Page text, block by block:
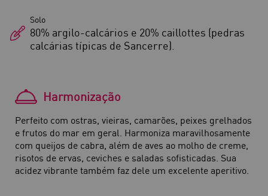
Solo
80% argilo-calcários e 20% caillottes (pedras
calcárias típicas de Sancerre).
Harmonização
Perfeito com ostras, vieiras, camarões, peixes grelhados
e frutos do mar em geral. Harmoniza maravilhosamente
com queijos de cabra, além de aves ao molho de creme,
risotos de ervas, ceviches e saladas sofisticadas. Sua
acidez vibrante também faz dele um excelente aperitivo.